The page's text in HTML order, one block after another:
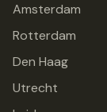
Amsterdam
Rotterdam
Den Haag
Utrecht